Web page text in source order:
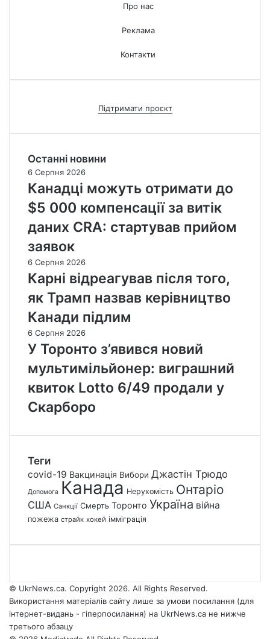
Про нас
Реклама
Контакти
Підтримати проєкт
Останні новини
6 Серпня 2026
Канадці можуть отримати до
$5 000 компенсації за витік
даних CRA: стартував прийом
заявок
6 Серпня 2026
Карні відреагував після того,
як Трамп назвав керівництво
Канади підлим
6 Серпня 2026
У Торонто з’явився новий
мультимільйонер: виграшний
квиток Lotto 6/49 продали у
Скарборо
Теги
covid-19 Вакцинація Вибори Джастін Трюдо
Допомога Канада Нерухомість Онтаріо
США Санкції Смерть Торонто Україна війна
пожежа страйк хокей імміграція
© UkrNews.ca. Copyright 2026. All Rights Reserved.
Використання матеріалів сайту лише за умови посилання (для
інтернет-видань - гіперпосилання) на UkrNews.ca не нижче
третього абзацу